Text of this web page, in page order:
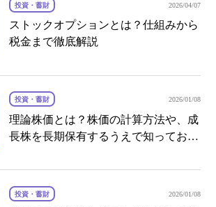
投資・蓄財 2026/04/07
ストックオプションとは？仕組みから
税金まで徹底解説
投資・蓄財 2026/01/08
理論株価とは？株価の計算方法や、成
長株を長期保有するうえで知っておく
投資・蓄財 2026/01/08